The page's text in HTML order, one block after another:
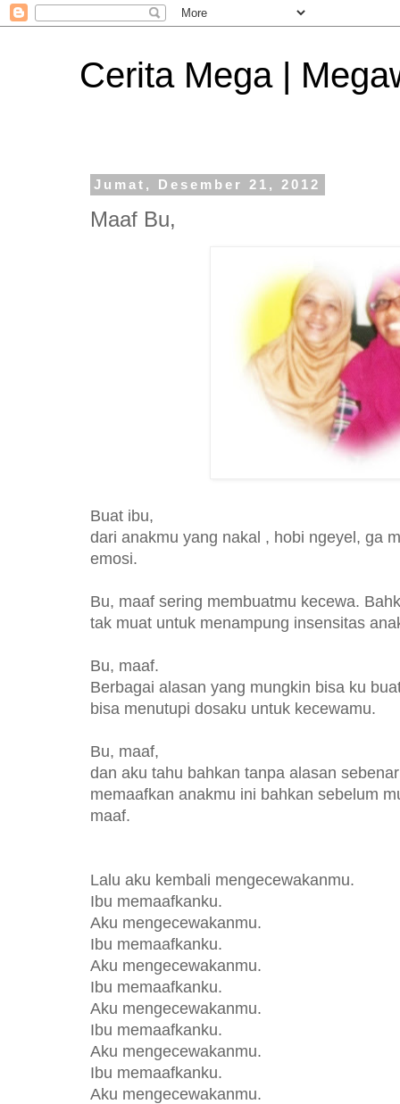
Cerita Mega |
Jumat, Desember 21, 2012
Maaf Bu,
Buat ibu,
dari anakmu yang nakal , hobi ngeyel, ga
emosi.
Bu, maaf sering membuatmu kecewa.
tak muat untuk menampung insensitas
Bu, maaf.
Berbagai alasan yang mungkin bisa ku
bisa menutupi dosaku untuk kecewamu.
Bu, maaf,
dan aku tahu bahkan tanpa alasan
memaafkan anakmu ini bahkan sebelum
maaf.
Lalu aku kembali mengecewakanmu.
Ibu memaafkanku.
Aku mengecewakanmu.
Ibu memaafkanku.
Aku mengecewakanmu.
Ibu memaafkanku.
Aku mengecewakanmu.
Ibu memaafkanku.
Aku mengecewakanmu.
Ibu memaafkanku.
Aku mengecewakanmu.